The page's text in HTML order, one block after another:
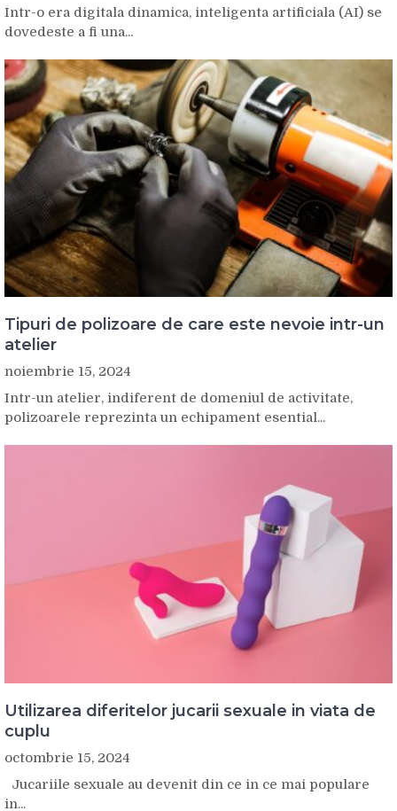
Intr-o era digitala dinamica, inteligenta artificiala (AI) se
dovedeste a fi una...
Tipuri de polizoare de care este nevoie intr-un
atelier
noiembrie 15, 2024
Intr-un atelier, indiferent de domeniul de activitate,
polizoarele reprezinta un echipament esential...
Utilizarea diferitelor jucarii sexuale in viata de
cuplu
octombrie 15, 2024
Jucariile sexuale au devenit din ce in ce mai populare
in...